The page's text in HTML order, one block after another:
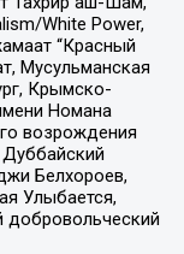
White Power,
“Красный
Мусульманская
Крымско-
Номана
возрождения
Белхороев,
Улыбается,
добровольческий